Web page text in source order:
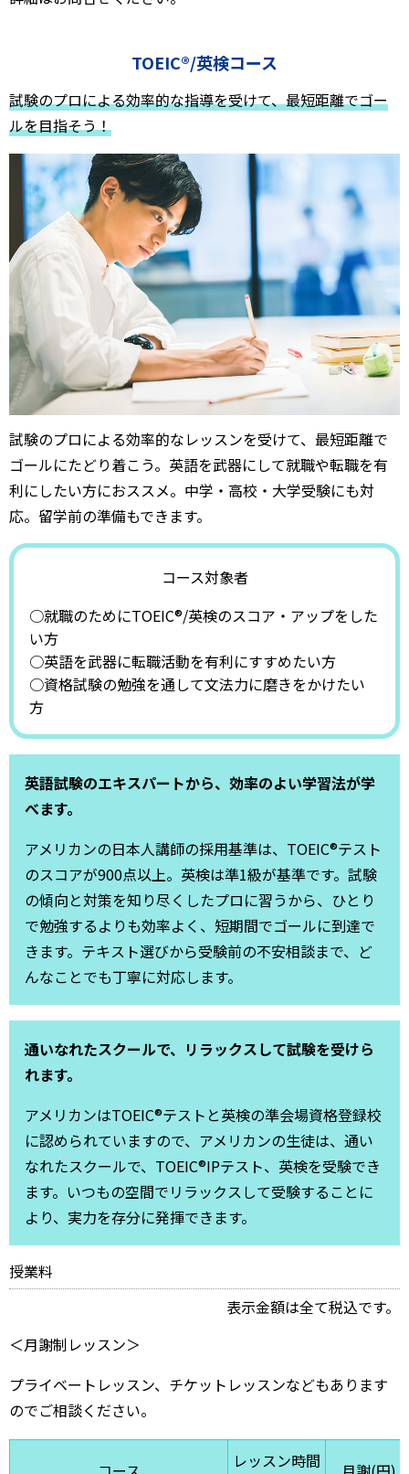
TOEIC®/英検コース
試験のプロによる効率的な指導を受けて、最短距離でゴー
ルを目指そう！
試験のプロによる効率的なレッスンを受けて、最短距離で
ゴールにたどり着こう。英語を武器にして就職や転職を有
利にしたい方におススメ。中学・高校・大学受験にも対
応。留学前の準備もできます。
コース対象者
○就職のためにTOEIC®/英検のスコア・アップをした
い方
○英語を武器に転職活動を有利にすすめたい方
○資格試験の勉強を通して文法力に磨きをかけたい
方
英語試験のエキスパートから、効率のよい学習法が学
べます。
アメリカンの日本人講師の採用基準は、TOEIC®テスト
のスコアが900点以上。英検は準1級が基準です。試験
の傾向と対策を知り尽くしたプロに習うから、ひとり
で勉強するよりも効率よく、短期間でゴールに到達で
きます。テキスト選びから受験前の不安相談まで、ど
んなことでも丁寧に対応します。
通いなれたスクールで、リラックスして試験を受けら
れます。
アメリカンはTOEIC®テストと英検の準会場資格登録校
に認められていますので、アメリカンの生徒は、通い
なれたスクールで、TOEIC®IPテスト、英検を受験でき
ます。いつもの空間でリラックスして受験することに
より、実力を存分に発揮できます。
授業料
表示金額は全て税込です。
＜月謝制レッスン＞
プライベートレッスン、チケットレッスンなどもあります
のでご相談ください。
レッスン時間